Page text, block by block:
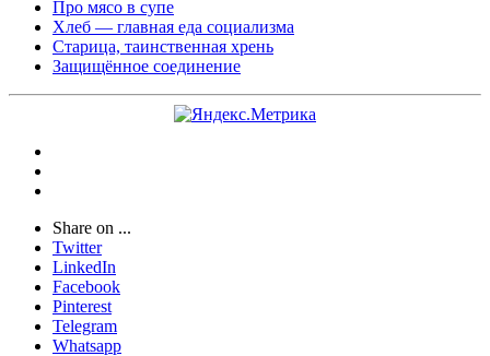
Про мясо в супе
Хлеб — главная еда социализма
Старица, таинственная хрень
Защищённое соединение
Share on ...
Twitter
LinkedIn
Facebook
Pinterest
Telegram
Whatsapp